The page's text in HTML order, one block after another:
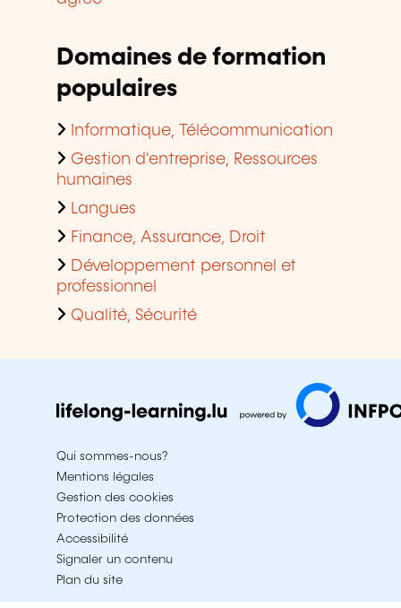
Domaines de formation
populaires
Informatique, Télécommunication
Gestion d'entreprise, Ressources
humaines
Langues
Finance, Assurance, Droit
Développement personnel et
professionnel
Qualité, Sécurité
Qui sommes-nous?
Mentions légales
Gestion des cookies
Protection des données
Accessibilité
Signaler un contenu
Plan du site